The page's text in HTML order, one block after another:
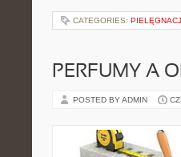
CATEGORIES:
PERFUMY A
POSTED BY ADMIN